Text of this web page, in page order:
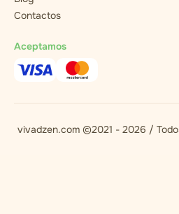
Contactos
Aceptamos
vivadzen.com ©2021 - 2026 /